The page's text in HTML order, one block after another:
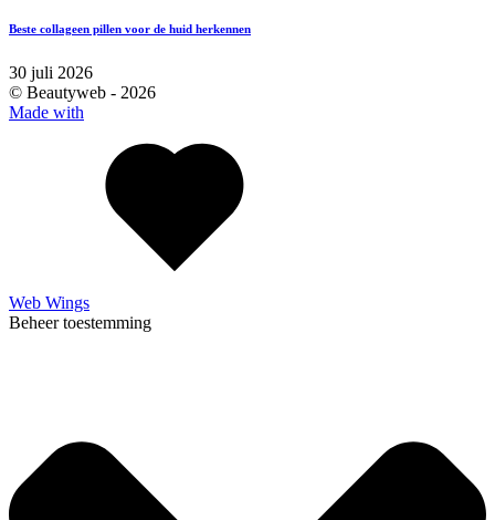
Beste collageen pillen voor de huid herkennen
30 juli 2026
© Beautyweb - 2026
Made with
Web Wings
Beheer toestemming